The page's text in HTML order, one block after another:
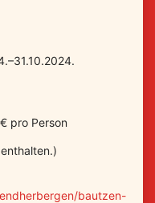
pro Person
bautzen-